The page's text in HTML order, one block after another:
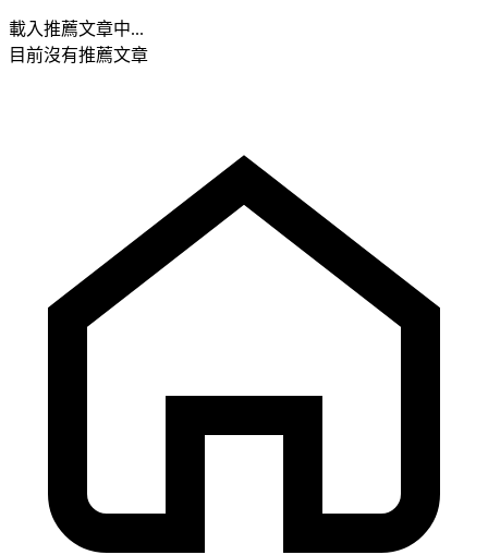
載入推薦文章中...
目前沒有推薦文章